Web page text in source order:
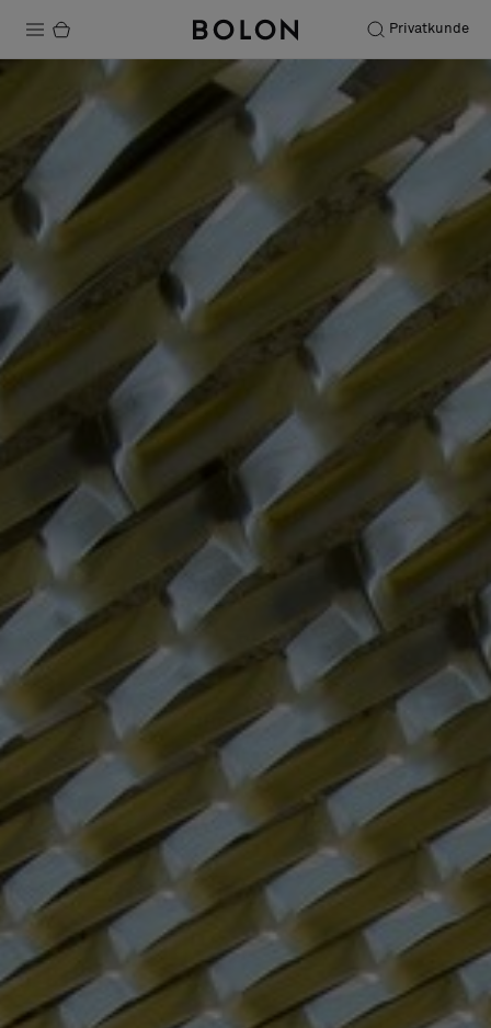
Privatkunde
Produkte
Projekte
Nachhaltigkeit
Installation
Instandhaltung
Designerkollaborationen
Über uns
Kontakt
Pattern Tile Tool
Image & Material Bank
Land auswählen